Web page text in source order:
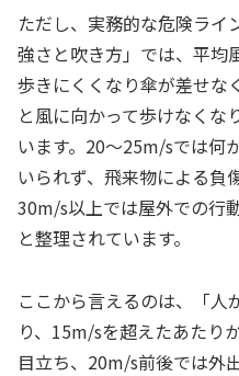
ただし、実務的な危険ライ
強さと吹き方」では、平均
歩きにくくなり傘が差せな
と風に向かって歩けなくな
います。20〜25m/sでは何
いられず、飛来物による負
30m/s以上では屋外での行
と整理されています。
ここから言えるのは、「人
り、15m/sを超えたあたり
目立ち、20m/s前後では外